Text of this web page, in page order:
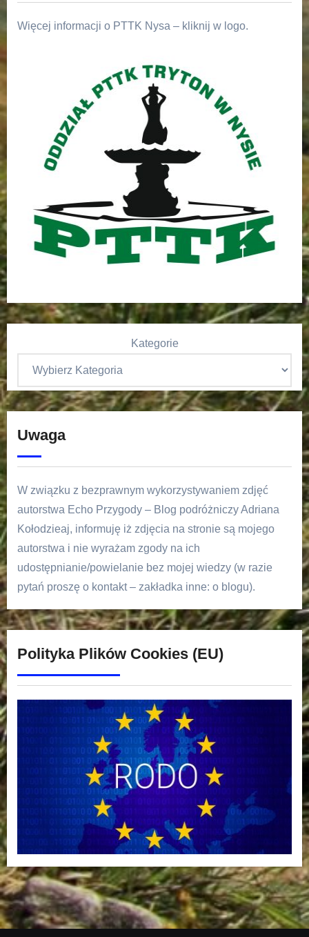
Więcej informacji o PTTK Nysa – kliknij w logo.
Kategorie
Uwaga
W związku z bezprawnym wykorzystywaniem zdjęć
autorstwa Echo Przygody – Blog podróżniczy Adriana
Kołodzieaj, informuję iż zdjęcia na stronie są mojego
autorstwa i nie wyrażam zgody na ich
udostępnianie/powielanie bez mojej wiedzy (w razie
pytań proszę o kontakt – zakładka inne: o blogu).
Polityka Plików Cookies (EU)